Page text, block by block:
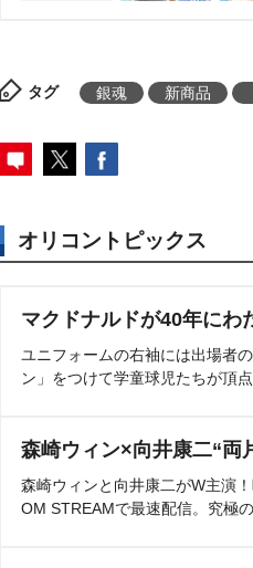
タグ 銀魂 新商品
オリコントピックス
マクドナルドが40年にわ
ユニフォームの右袖には出場者
ン」をつけて学童球児たちが頂
森崎ウィン×向井康二“両
森崎ウィンと向井康二がW主演
OM STREAMで最速配信。究極